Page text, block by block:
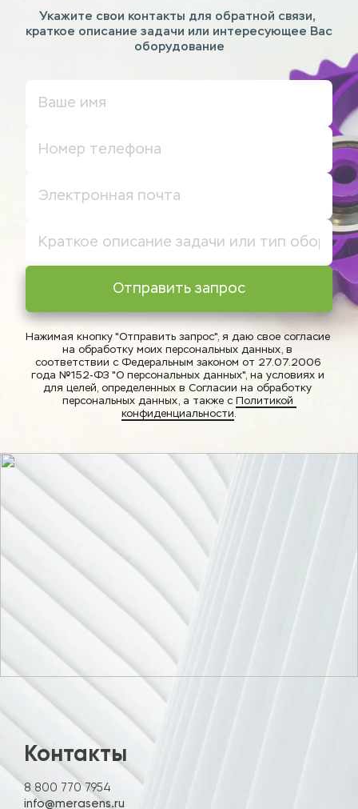
Укажите свои контакты для обратной связи,
краткое описание задачи или интересующее Вас
оборудование
Отправить запрос
Нажимая кнопку "Отправить запрос", я даю свое согласие
на обработку моих персональных данных, в
соответствии с Федеральным законом от 27.07.2006
года №152-ФЗ "О персональных данных", на условиях и
для целей, определенных в Согласии на обработку
персональных данных, а также с
конфиденциальности.
Контакты
8 800 770 7954
info@merasens.ru